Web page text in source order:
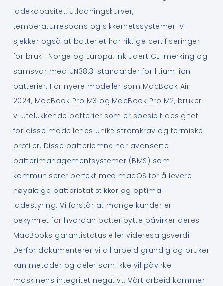
ladekapasitet, utladningskurver,
temperaturrespons og sikkerhetssystemer. Vi
sjekker også at batteriet har riktige certifiseringer
for bruk i Norge og Europa, inkludert CE-merking og
samsvar med UN38.3-standarder for litium-ion
batterier. For nyere modeller som MacBook Air
2024, MacBook Pro M3 og MacBook Pro M2, bruker
vi utelukkende batterier som er spesielt designet
for disse modellenes unike strømkrav og termiske
profiler. Disse batteriemne har avanserte
batterimanagementsystemer (BMS) som
kommuniserer perfekt med macOS for å levere
nøyaktige batteristatistikker og optimal
ladestyring. Vi forstår at mange kunder er
bekymret for hvordan batteribytte påvirker deres
MacBooks garantistatus eller videresalgsverdi.
Derfor dokumenterer vi all arbeid grundig og bruker
kun metoder og deler som ikke vil påvirke
maskinens integritet negativt. Vårt arbeid kommer